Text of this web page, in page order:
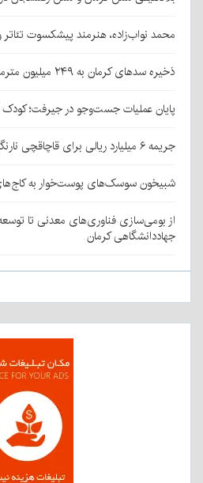
محمد نواب‌زاده، هنرمند پیشکسوت
ذخیره سدهای کرمان به ۲۴۹ میلیون مترمکعب رسید
پایان عملیات جست‌وجو در جیرفت؛ کودک ۴ ساله دلفاردی پیدا شد
جریمه ۶ میلیارد ریالی برای قاچاقچی نارنگی پاکستانی در بافت
شبیخون سوسک‌های پوست‌خوار به
از بومی‌سازی فناوری‌های معدنی تا
جهاددانشگاهی کرمان